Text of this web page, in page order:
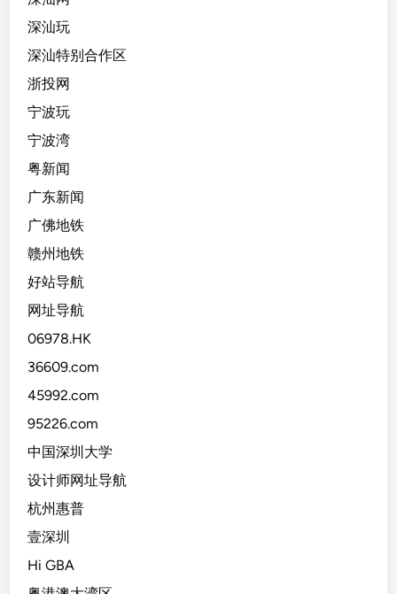
深汕玩
深汕特别合作区
浙投网
宁波玩
宁波湾
粤新闻
广东新闻
广佛地铁
赣州地铁
好站导航
网址导航
06978.HK
36609.com
45992.com
95226.com
中国深圳大学
设计师网址导航
杭州惠普
壹深圳
Hi GBA